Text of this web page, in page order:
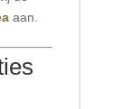
aan.